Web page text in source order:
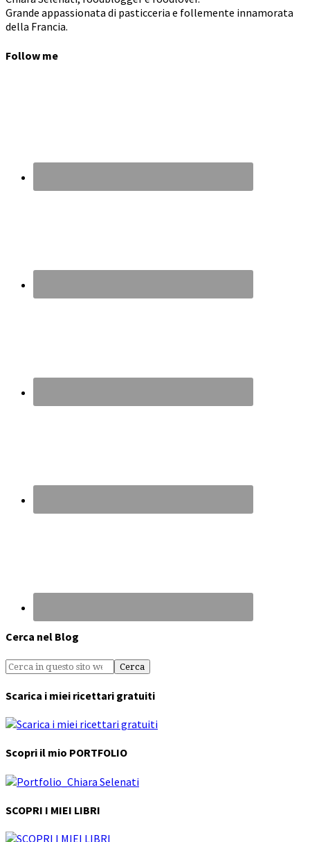
Grande appassionata di pasticceria e follemente innamorata
della Francia.
Follow me
Cerca nel Blog
Scarica i miei ricettari gratuiti
Scopri il mio PORTFOLIO
SCOPRI I MIEI LIBRI